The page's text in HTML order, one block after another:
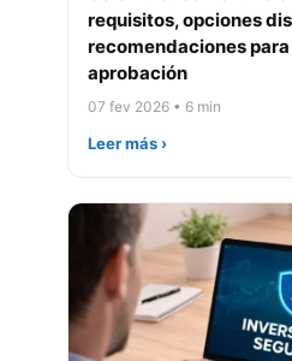
requisitos, opciones
recomendaciones
aprobación
07 fev 2026 • 6 min
Leer más ›